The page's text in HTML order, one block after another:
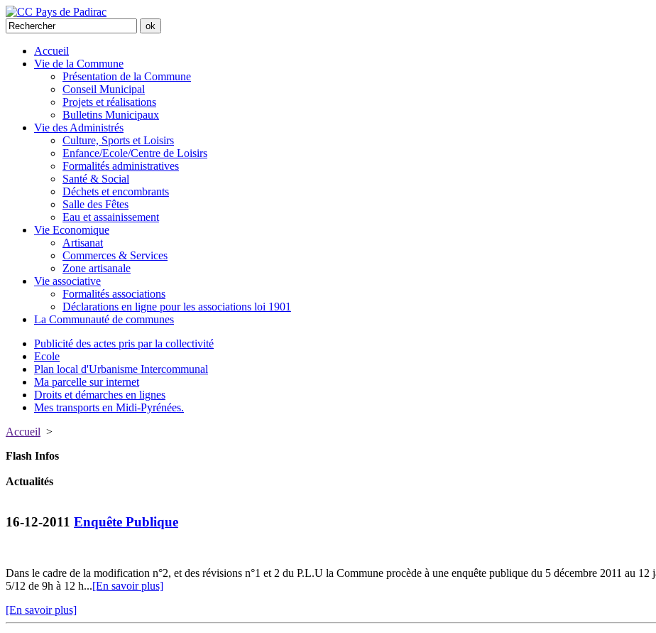
Accueil
Vie de la Commune
Présentation de la Commune
Conseil Municipal
Projets et réalisations
Bulletins Municipaux
Vie des Administrés
Culture, Sports et Loisirs
Enfance/Ecole/Centre de Loisirs
Formalités administratives
Santé & Social
Déchets et encombrants
Salle des Fêtes
Eau et assainissement
Vie Economique
Artisanat
Commerces & Services
Zone artisanale
Vie associative
Formalités associations
Déclarations en ligne pour les associations loi 1901
La Communauté de communes
Publicité des actes pris par la collectivité
Ecole
Plan local d'Urbanisme Intercommunal
Ma parcelle sur internet
Droits et démarches en lignes
Mes transports en Midi-Pyrénées.
Accueil >
Flash Infos
Actualités
16-12-2011 Enquête Publique
Dans le cadre de la modification n°2, et des révisions n°1 et 2 du P.L.U la Commune procède à une enquête publique du 5 décembre 2011 au
5/12 de 9h à 12 h...[En savoir plus]
[En savoir plus]